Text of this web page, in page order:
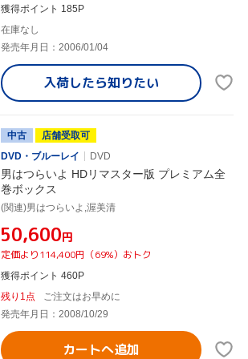
獲得ポイント 185P
在庫なし
発売年月日：2006/01/04
入荷したら知りたい
中古
店舗受取可
DVD・ブルーレイ
DVD
男はつらいよ HDリマスター版 プレミアム全
巻ボックス
(関連)男はつらいよ,渥美清
¥50,600円
定価より114,400円（69%）おトク
獲得ポイント 460P
残り1点
ご注文はお早めに
発売年月日：2008/10/29
カートへ追加